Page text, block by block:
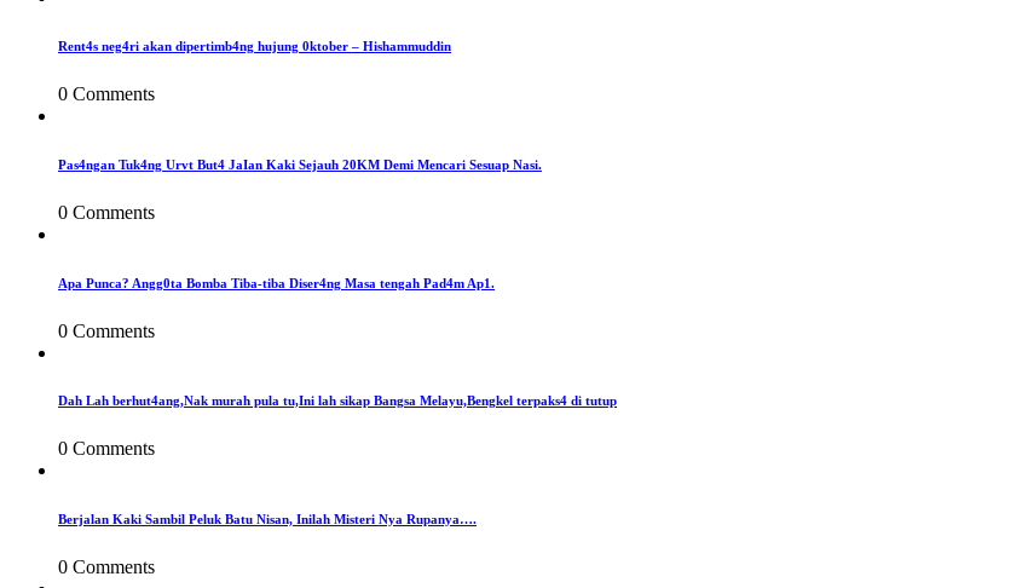
Rent4s neg4ri akan dipertimb4ng hujung 0ktober – Hishammuddin
0 Comments
Pas4ngan Tuk4ng Urvt But4 JaIan Kaki Sejauh 20KM Demi Mencari Sesuap Nasi.
0 Comments
Apa Punca? Angg0ta Bomba Tiba-tiba Diser4ng Masa tengah Pad4m Ap1.
0 Comments
Dah Lah berhut4ang,Nak murah pula tu,Ini lah sikap Bangsa Melayu,Bengkel terpaks4 di tutup
0 Comments
Berjalan Kaki Sambil Peluk Batu Nisan, Inilah Misteri Nya Rupanya….
0 Comments